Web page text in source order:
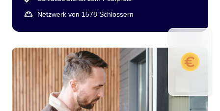
Netzwerk von 1578 Schlossern